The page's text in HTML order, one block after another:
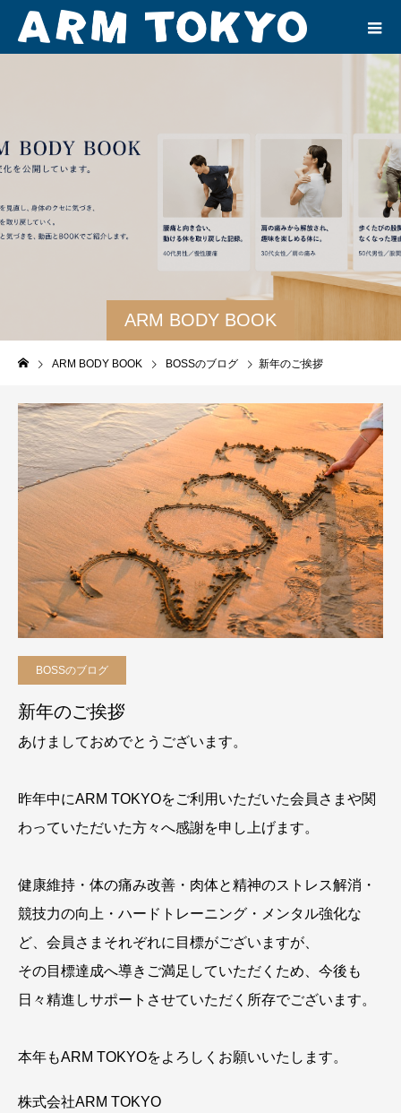
ARM BODY BOOK
ARM BODY BOOK BOSSのブログ 新年のご挨拶
BOSSのブログ
新年のご挨拶
あけましておめでとうございます。
昨年中にARM TOKYOをご利用いただいた会員さまや関
わっていただいた方々へ感謝を申し上げます。
健康維持・体の痛み改善・肉体と精神のストレス解消・
競技力の向上・ハードトレーニング・メンタル強化な
ど、会員さまそれぞれに目標がございますが、
その目標達成へ導きご満足していただくため、今後も
日々精進しサポートさせていただく所存でございます。
本年もARM TOKYOをよろしくお願いいたします。
株式会社ARM TOKYO